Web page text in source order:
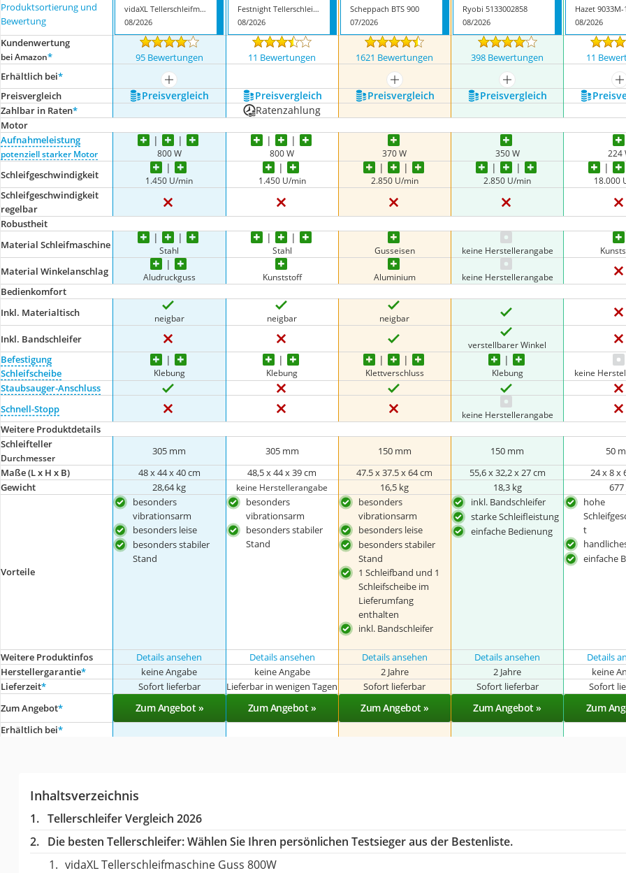
Produktsortierung und
Bewertung
vidaXL Tellerschleifmaschine Guss 800W
08/2026
Festnight Tellerschleifmaschine Tellerschleifer
08/2026
Scheppach BTS 900
07/2026
Ryobi 5133002858
08/2026
Hazet 9033M-
08/2026
Kundenwertung
bei Amazon* 95 Bewertungen 11 Bewertungen 1621 Bewertungen 398 Bewertungen 11
Erhältlich bei*
mehr anzeigen mehr anzeigen mehr anzeigen
Preis­vergleich
Preis­vergleich Preis­vergleich Preis­vergleich Preis­vergleich
Zahlbar in Raten* Ratenzahlung
Motor
Aufnahmeleistung
potenziell starker Motor 800 W 800 W 370 W 350 W ‎224
Schleifgeschwindigkeit 1.450 U/min 1.450 U/min 2.850 U/min 2.850 U/min 18.000
Schleifgeschwindigkeit
regelbar
Robustheit
Material Schleifmaschine
Stahl Stahl Gusseisen keine Herstellerangabe
Material Winkelanschlag Aludruckguss Kunststoff Aluminium keine Herstellerangabe
Bedienkomfort
Inkl. Materialtisch
neigbar neigbar neigbar
Inkl. Bandschleifer verstellbarer Winkel
Befestigung
Schleifscheibe
Klebung Klebung Klettverschluss Klebung keine
Staubsauger-Anschluss
Schnell-Stopp
keine Herstellerangabe
Weitere Produktdetails
Schleifteller
Durchmesser
305 mm 305 mm 150 mm 150 mm 50
Maße (L x H x B)
48 x 44 x 40 cm 48,5 x 44 x 39 cm 47.5 x 37.5 x 64 cm 55,6 x 32,2 x 27 cm 24 x 8 x
Gewicht
28,64 kg keine Herstellerangabe 16,5 kg 18,3 kg 677
Vorteile
besonders
vibrationsarm
besonders leise
besonders stabiler
Stand
besonders
vibrationsarm
besonders stabiler
Stand
besonders
vibrationsarm
besonders leise
besonders stabiler
Stand
1 Schleifband und 1
Schleifscheibe im
Lieferumfang
enthalten
inkl. Bandschleifer
inkl. Bandschleifer
starke Schleifleistung
einfache Bedienung
hohe
t
einfache
Weitere Produktinfos
Details ansehen Details ansehen Details ansehen Details ansehen Details
Herstellergarantie* keine Angabe keine Angabe 2 Jahre 2 Jahre keine
Lieferzeit* Sofort lieferbar Lieferbar in wenigen Tagen Sofort lieferbar Sofort lieferbar Sofort
Zum Angebot* Zum Angebot » Zum Angebot » Zum Angebot » Zum Angebot » Zum
Erhältlich bei*
Inhaltsverzeichnis
Tellerschleifer Vergleich 2026
Die besten Tellerschleifer:Wählen Sie Ihren persönlichen Testsieger aus der Bestenliste.
vidaXL Tellerschleifmaschine Guss 800W